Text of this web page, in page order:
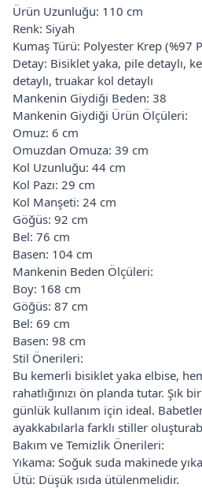
Ürün Uzunluğu: 110 cm
Renk: Siyah
Kumaş Türü: Polyester Krep (%97
Detay: Bisiklet yaka, pile detaylı,
detaylı, truakar kol detaylı
Mankenin Giydiği Beden: 38
Mankenin Giydiği Ürün Ölçüleri:
Omuz: 6 cm
Omuzdan Omuza: 39 cm
Kol Uzunluğu: 44 cm
Kol Pazı: 29 cm
Kol Manşeti: 24 cm
Göğüs: 92 cm
Bel: 76 cm
Basen: 104 cm
Mankenin Beden Ölçüleri:
Boy: 168 cm
Göğüs: 87 cm
Bel: 69 cm
Basen: 98 cm
Stil Önerileri:
Bu kemerli bisiklet yaka elbise, hem
rahatlığınızı ön planda tutar. Şık
günlük kullanım için ideal.
ayakkabılarla farklı stiller
Bakım ve Temizlik Önerileri:
Yıkama: Soğuk suda makinede
Ütü: Düşük ısıda ütülenmelidir.